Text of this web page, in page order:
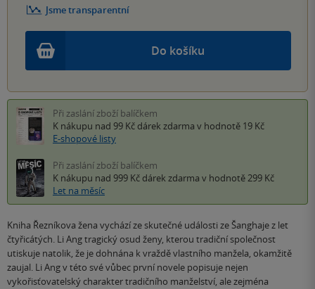
Do košíku
Jsme transparentní
Při zaslání zboží balíčkem
K nákupu nad 99 Kč dárek zdarma v hodnotě 19 Kč
E-shopové listy
Při zaslání zboží balíčkem
K nákupu nad 999 Kč dárek zdarma v hodnotě 299 Kč
Let na měsíc
Kniha Řezníkova žena vychází ze skutečné události ze Šanghaje z let
čtyřicátých. Li Ang tragický osud ženy, kterou tradiční společnost
utiskuje natolik, že je dohnána k vraždě vlastního manžela, okamžitě
zaujal. Li Ang v této své vůbec první novele popisuje nejen
vykořisťovatelský charakter tradičního manželství, ale zejména